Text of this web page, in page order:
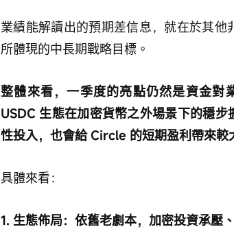
業績能解讀出的預期差信息，就在於其
所體現的中長期戰略目標。
整體來看，一季度的亮點仍然是資金對
USDC 生態在加密貨幣之外場景下的穩
性投入，也會給 Circle 的短期盈利帶來較
具體來看：
1. 生態佈局：依舊老劇本，加密投資承壓